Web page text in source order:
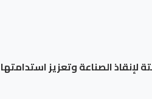
لإنقاذ الصناعة وتعزيز استدامتها